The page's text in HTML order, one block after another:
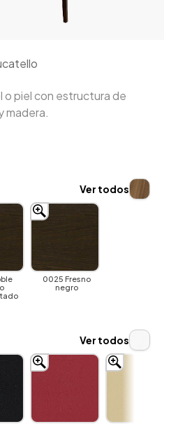
o piel con estructura de
madera.
0025 Fresno
negro
Ver todos
Ver todos